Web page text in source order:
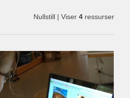
Nullstill | Viser 4 ressurser